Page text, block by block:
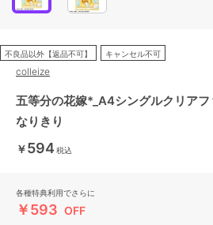
不良品以外【返品不可】 キャンセル不可
colleize
五等分の花嫁*_A4シングルクリア
なりきり
￥594 税込
各種特典利用でさらに
￥593 OFF